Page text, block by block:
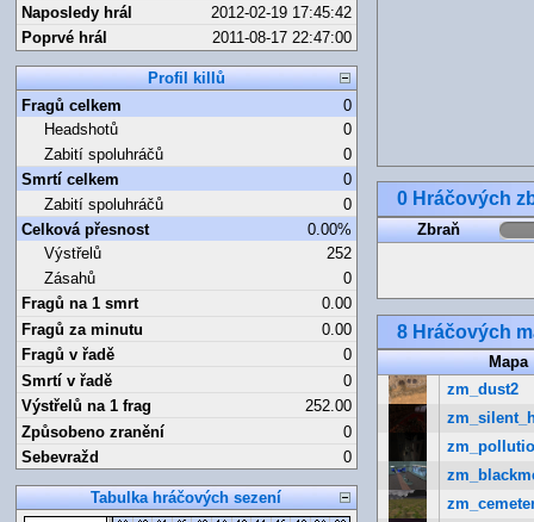
Naposledy hrál
2012-02-19 17:45:42
Poprvé hrál
2011-08-17 22:47:00
Profil killů
Fragů celkem
0
Headshotů
0
Zabití spoluhráčů
0
Smrtí celkem
0
Zabití spoluhráčů
0
Celková přesnost
0.00%
Výstřelů
252
Zásahů
0
Fragů na 1 smrt
0.00
Fragů za minutu
0.00
Fragů v řadě
0
Smrtí v řadě
0
Výstřelů na 1 frag
252.00
Způsobeno zranění
0
Sebevražd
0
Tabulka hráčových sezení
0 Hráčových
Zbraň
8 Hráčových
Mapa
zm_dust2